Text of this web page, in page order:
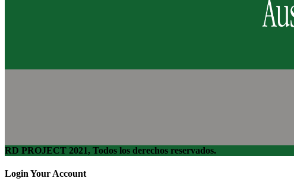
RD PROJECT 2021, Todos los derechos reservados.
Login Your Account